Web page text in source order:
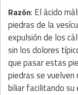
Razón: El ácido
piedras de la
expulsión de los
sin los dolores
que pasar estas
piedras se
biliar facilitando su